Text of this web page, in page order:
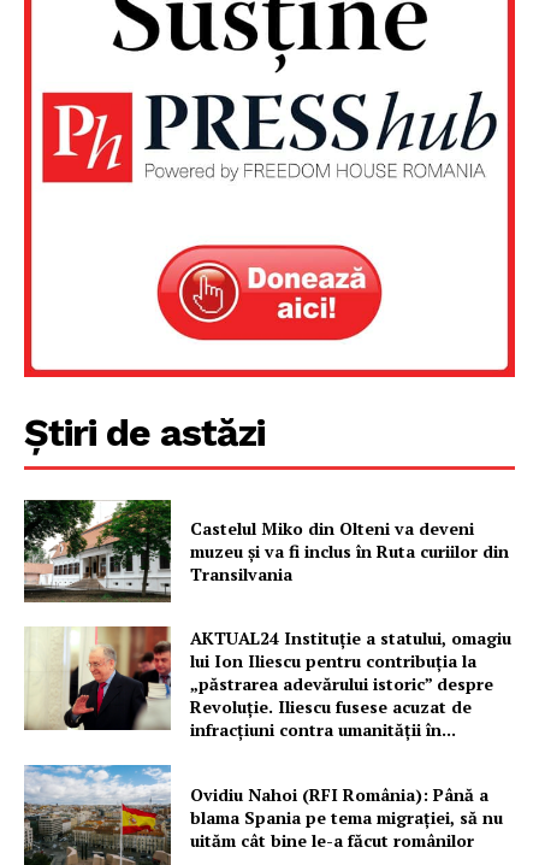
Un proiect
FREEDOM HOUSE ROMÂNIA
PRESShub
Despre noi / Echipa
Proiecte editoriale
Rețea
Contact
Știri de astăzi
Castelul Miko din Olteni va deveni
muzeu şi va fi inclus în Ruta curiilor din
Transilvania
AKTUAL24 Instituție a statului, omagiu
lui Ion Iliescu pentru contribuția la
„păstrarea adevărului istoric” despre
Revoluție. Iliescu fusese acuzat de
infracțiuni contra umanității în...
Ovidiu Nahoi (RFI România): Până a
blama Spania pe tema migrației, să nu
uităm cât bine le-a făcut românilor